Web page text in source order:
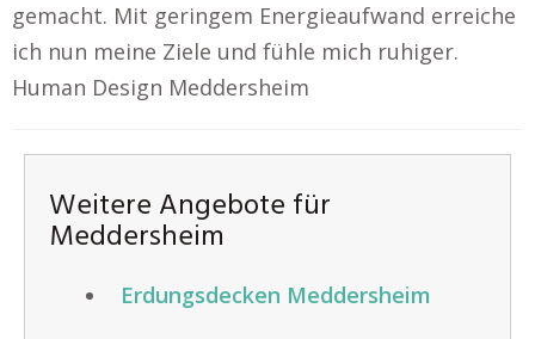
gemacht. Mit geringem Energieaufwand erreiche
ich nun meine Ziele und fühle mich ruhiger.
Human Design Meddersheim
Weitere Angebote für
Meddersheim
Erdungsdecken Meddersheim